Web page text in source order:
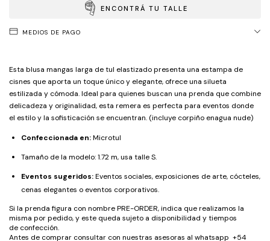
ENCONTRÁ TU TALLE
MEDIOS DE PAGO
Esta blusa mangas larga de tul elastizado presenta una estampa de
cisnes que aporta un toque único y elegante, ofrece una silueta
estilizada y cómoda. Ideal para quienes buscan una prenda que combine
delicadeza y originalidad, esta remera es perfecta para eventos donde
el estilo y la sofisticación se encuentran. (incluye corpiño enagua nude)
Confeccionada en:Microtul
Tamaño de la modelo: 1.72 m, usa talle S.
Eventos sugeridos:Eventos sociales, exposiciones de arte, cócteles,
cenas elegantes o eventos corporativos.
Si la prenda figura con nombre PRE-ORDER, indica que realizamos la
misma por pedido, y este queda sujeto a disponibilidad y tiempos
de confección.
Antes de comprar consultar con nuestras asesoras al whatsapp +54